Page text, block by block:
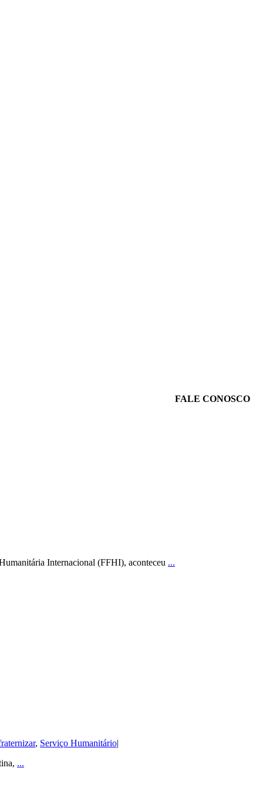
Internacional (FFHI), aconteceu ...
, Serviço Humanitário|
...
FALE CONOSCO